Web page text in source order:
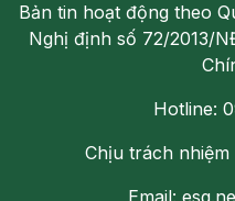
Bản tin hoạt động theo
Nghị định số 72/2013/
Hotline:
Chịu trách